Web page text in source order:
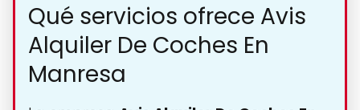
Qué servicios ofrece Avis
Alquiler De Coches En
Manresa